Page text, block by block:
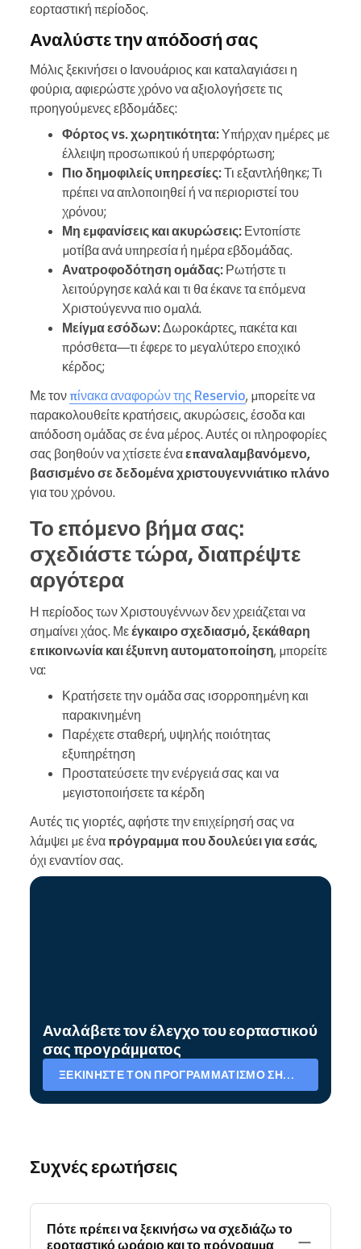
εορταστική περίοδος.
Αναλύστε την απόδοσή σας
Μόλις ξεκινήσει ο Ιανουάριος και καταλαγιάσει η
φούρια, αφιερώστε χρόνο να αξιολογήσετε τις
προηγούμενες εβδομάδες:
Φόρτος vs. χωρητικότητα:Υπήρχαν ημέρες με
έλλειψη προσωπικού ή υπερφόρτωση;
Πιο δημοφιλείς υπηρεσίες:Τι εξαντλήθηκε; Τι
πρέπει να απλοποιηθεί ή να περιοριστεί του
χρόνου;
Μη εμφανίσεις και ακυρώσεις: Εντοπίστε
μοτίβα ανά υπηρεσία ή ημέρα εβδομάδας.
Ανατροφοδότηση ομάδας: Ρωτήστε τι
λειτούργησε καλά και τι θα έκανε τα επόμενα
Χριστούγεννα πιο ομαλά.
Μείγμα εσόδων:Δωροκάρτες, πακέτα και
πρόσθετα—τι έφερε το μεγαλύτερο εποχικό
κέρδος;
Με τον πίνακα αναφορών της Reservio, μπορείτε να
παρακολουθείτε κρατήσεις, ακυρώσεις, έσοδα και
απόδοση ομάδας σε ένα μέρος. Αυτές οι πληροφορίες
σας βοηθούν να χτίσετε έναεπαναλαμβανόμενο,
βασισμένο σε δεδομένα χριστουγεννιάτικο πλάνο
για του χρόνου.
Το επόμενο βήμα σας:
σχεδιάστε τώρα, διαπρέψτε
αργότερα
Η περίοδος των Χριστουγέννων δεν χρειάζεται να
σημαίνει χάος. Μεέγκαιρο σχεδιασμό, ξεκάθαρη
επικοινωνία και έξυπνη αυτοματοποίηση, μπορείτε
να:
Κρατήσετε την ομάδα σας ισορροπημένη και
παρακινημένη
Παρέχετε σταθερή, υψηλής ποιότητας
εξυπηρέτηση
Προστατεύσετε την ενέργειά σας και να
μεγιστοποιήσετε τα κέρδη
Αυτές τις γιορτές, αφήστε την επιχείρησή σας να
λάμψει με ένα πρόγραμμα που δουλεύει για εσάς,
όχι εναντίον σας.
Αναλάβετε τον έλεγχο του εορταστικού
σας προγράμματος
ΞΕΚΙΝΉΣΤΕ ΤΟΝ ΠΡΟΓΡΑΜΜΑΤΙΣΜΌ ΣΉΜΕΡΑ
Συχνές ερωτήσεις
Πότε πρέπει να ξεκινήσω να σχεδιάζω το
εορταστικό ωράριο και το πρόγραμμα